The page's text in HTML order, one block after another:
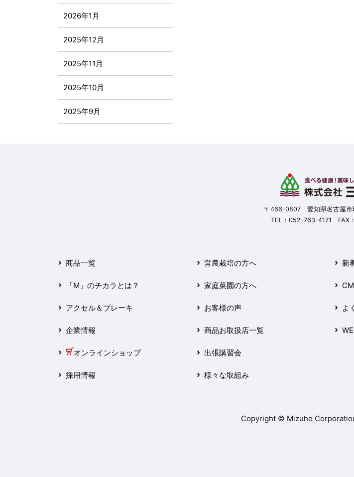
2026年1月
2025年12月
2025年11月
2025年10月
2025年9月
2025年1月
2024年12月
2024年11月
2024年10月
〒466-0807 愛知県名古屋市
TEL： 052-763-4171 FAX
商品一覧
「M」のチカラとは？
アクセル＆ブレーキ
企業情報
オンラインショップ
採用情報
営農栽培の方へ
家庭菜園の方へ
お客様の声
商品お取扱店一覧
出張講習会
様々な取組み
新
よ
Copyright © Mizuho